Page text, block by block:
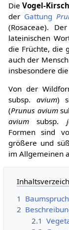
DieVogel-
der Gattung
(Rosaceae). Der
lateinischen
die Früchte, die
auch der
insbesondere
Von der
subsp. avium)
(Prunus avium
aviumsubsp.
Formen sind
größere und
im Allgemeinen
1
2
2.1